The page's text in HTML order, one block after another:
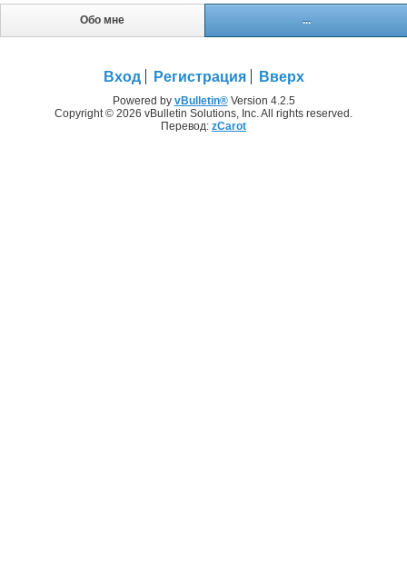
Обо мне ...
Вход Регистрация Вверх
Powered by vBulletin®Version 4.2.5
Copyright © 2026 vBulletin Solutions, Inc. All rights reserved.
Перевод: zCarot